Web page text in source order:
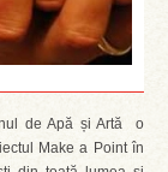
de Apă și Artă o
Make a Point în